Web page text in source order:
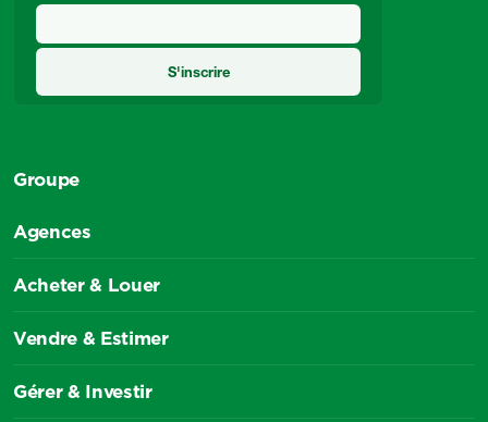
Groupe
Agences
Acheter & Louer
Vendre & Estimer
Gérer & Investir